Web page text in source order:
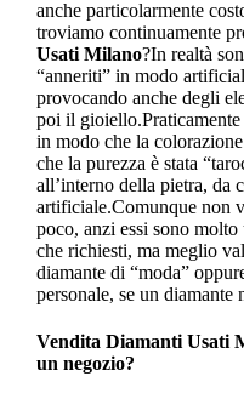
anche particolarmente
troviamo continuamente
Usati Milano?In realtà
“anneriti” in modo
provocando anche degli
poi il
in modo che la
che la purezza è stata
all’interno della pietra, da
artificiale.Comunque non
poco, anzi essi sono
che richiesti, ma meglio
diamante di “moda”
personale, se un diamante
Vendita Diamanti Usati
un negozio?